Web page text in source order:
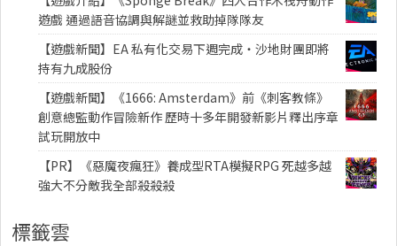
遊戲 通過語音協調與解謎並救助掉隊隊友
【遊戲新聞】EA 私有化交易下週完成・沙地財團即將
持有九成股份
【遊戲新聞】《1666: Amsterdam》前《刺客教條》
創意總監動作冒險新作 歷時十多年開發新影片釋出序章
試玩開放中
【PR】《惡魔夜瘋狂》養成型RTA模擬RPG 死越多越
強大不分敵我全部殺殺殺
標籤雲